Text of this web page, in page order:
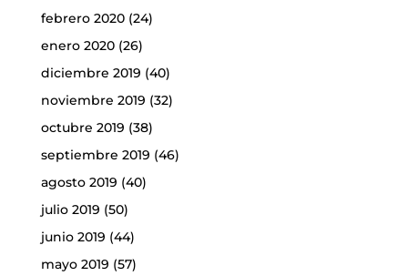
febrero 2020(24)
enero 2020(26)
diciembre 2019 (40)
noviembre 2019 (32)
octubre 2019 (38)
septiembre 2019 (46)
agosto 2019 (40)
julio 2019 (50)
junio 2019 (44)
mayo 2019 (57)